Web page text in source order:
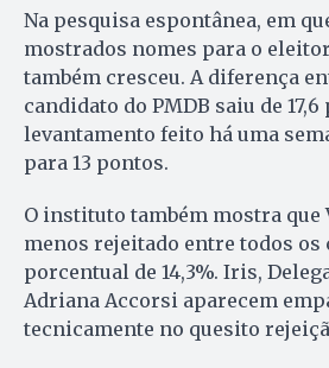
Na pesquisa espontânea, em
mostrados nomes para o
também cresceu. A diferença
candidato do PMDB saiu de
levantamento feito há uma
para 13 pontos.
O instituto também mostra que
menos rejeitado entre todos os
porcentual de 14,3%. Iris,
Adriana Accorsi aparecem
tecnicamente no quesito